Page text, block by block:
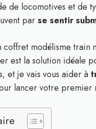
de locomotives et de
parse sentir
coffret modélisme train
est la solution idéale
et je vais vous aider à
lancer votre premier